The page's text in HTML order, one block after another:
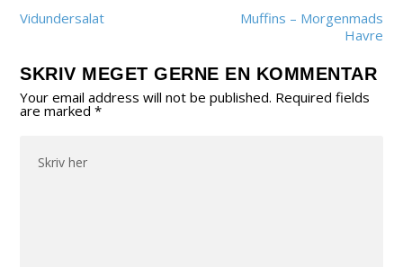
Vidundersalat
Muffins – Morgenmads
Havre
SKRIV MEGET GERNE EN KOMMENTAR
Your email address will not be published. Required fields
are marked*